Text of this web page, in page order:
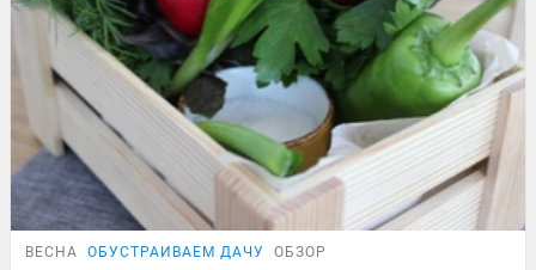
ВЕСНА ОБУСТРАИВАЕМ ДАЧУ ОБЗОР